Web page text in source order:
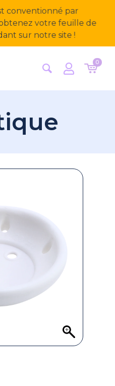
conventionné par
votre feuille de
sur notre site !
0